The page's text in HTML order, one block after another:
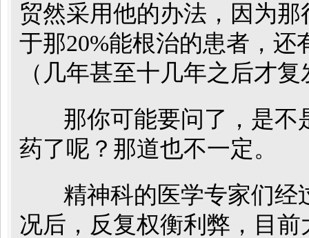
贸然采用他的办法，因为
于那20%能根治的患者，
（几年甚至十几年之后才
那你可能要问了，是不
药了呢？那道也不一定。
精神科的医学专家们经
况后，反复权衡利弊，目